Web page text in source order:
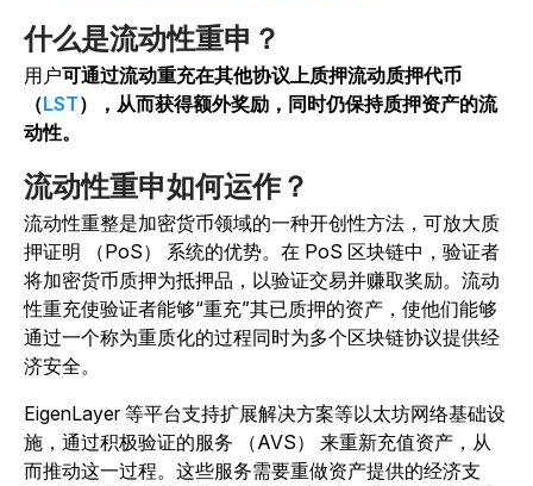
什么是流动性重申？
用户可通过流动重充在其他协议上质押流动质押代币
（LST），从而获得额外奖励，同时仍保持质押资产的流
动性。
流动性重申如何运作？
流动性重整是加密货币领域的一种开创性方法，可放大质
押证明 （PoS） 系统的优势。 在 PoS 区块链中，验证者
将加密货币质押为抵押品，以验证交易并赚取奖励。流动
性重充使验证者能够“重充”其已质押的资产，使他们能够
通过一个称为重质化的过程同时为多个区块链协议提供经
济安全。
EigenLayer 等平台支持扩展解决方案等以太坊网络基础设
施，通过积极验证的服务 （AVS） 来重新充值资产，从
而推动这一过程。这些服务需要重做资产提供的经济支